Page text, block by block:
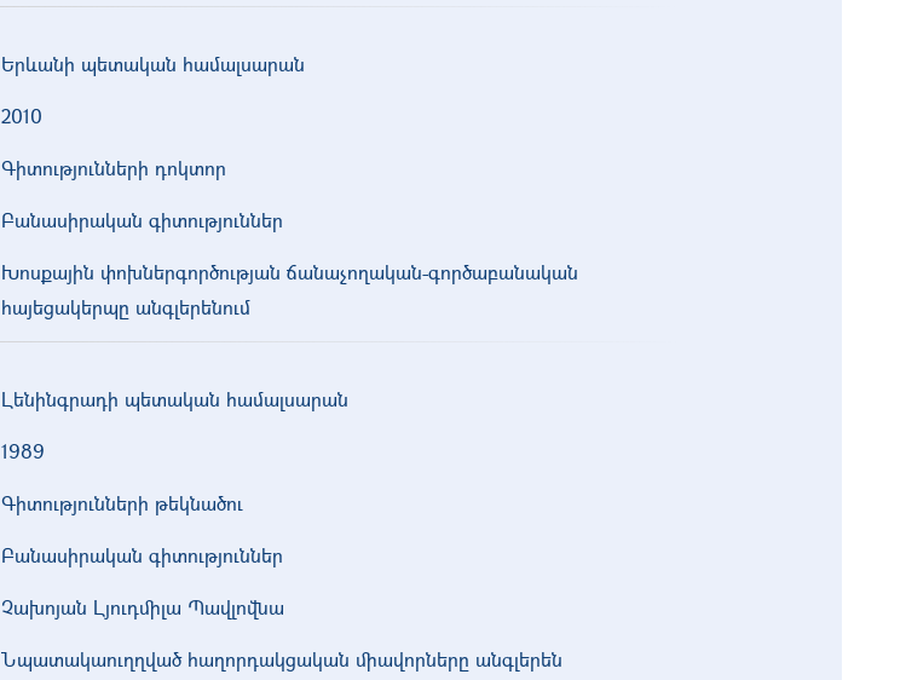
Երևանի պետական համալսարան
2010
Գիտությունների դոկտոր
Բանասիրական գիտություններ
Խոսքային փոխներգործության ճանաչողական-գործաբանական
հայեցակերպը անգլերենում
Լենինգրադի պետական համալսարան
1989
Գիտությունների թեկնածու
Բանասիրական գիտություններ
Չախոյան Լյուդմիլա Պավլովնա
Նպատակաուղղված հաղորդակցական միավորները անգլերեն